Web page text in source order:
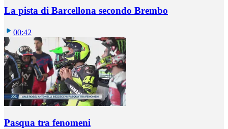
La pista di Barcellona secondo Brembo
00:42
Pasqua tra fenomeni